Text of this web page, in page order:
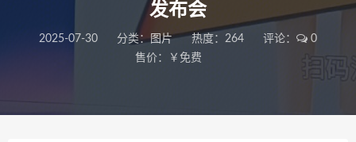
发布会
2025-07-30 分类：图片 热度：264 评论：
0
售价：￥免费